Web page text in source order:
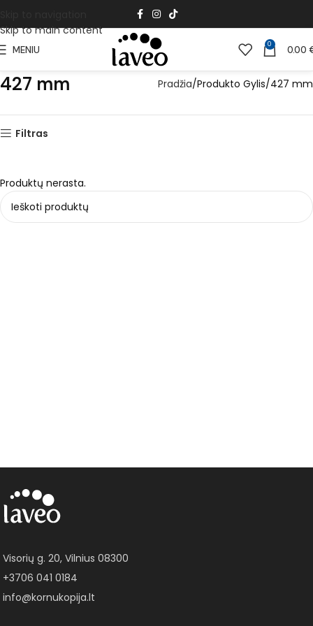
Skip to main content
MENIU 0 0.00
427 mm Pradžia Produkto Gylis 427 mm
Filtras
Produktų nerasta.
Visorių g. 20, Vilnius 08300
+3706 041 0184
info@kornukopija.lt